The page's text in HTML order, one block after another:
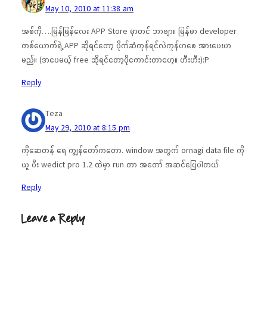
May 10, 2010 at 11:38 am
အစ်ကို….မြန်မြန်လေး APP Store မှာတင် ဘာဗျာ။ မြန်မာ developer
တစ်ယောက်ရဲ့ APP ဆိုရင်တော့ ပိုက်ဆံကုန်ရင်လဲကုန်ပာစေ အားပေးပာ
မည်။ (ဒာပေမယ့် free ဆိုရင်တော့ပိုကောင်းတာပော့။ ဟီးဟီး):P
Reply
Teza
May 29, 2010 at 8:15 pm
ကိုဆေတန် ရေ ကျွန်တော်ကတော. window အတွက် ornagi data file ကို
ယူ ပီး wedict pro 1.2 ထဲမှာ run တာ အတော် အဆင်ပြေပါတယ်
Reply
Leave a Reply